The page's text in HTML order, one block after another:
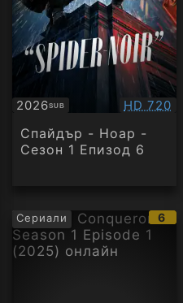
2026SUB
Субтитри Качество:
HD 720
Спайдър - Ноар -
Сезон 1 Епизод 6
Сериали
IMDb
6